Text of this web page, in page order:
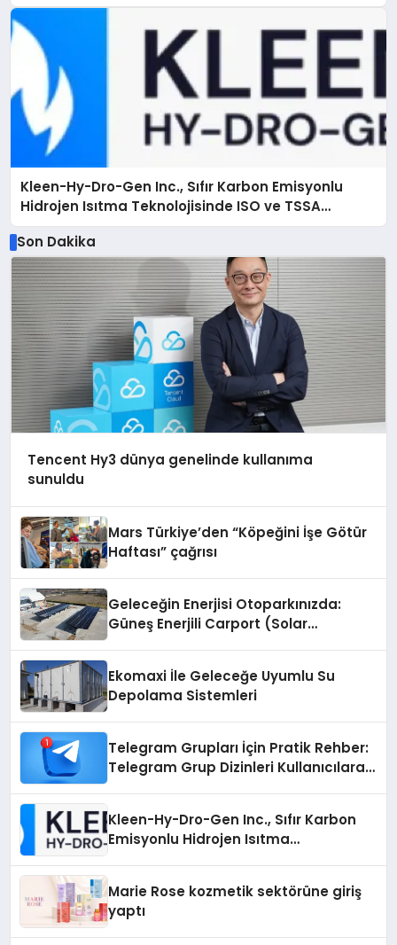
Kleen-Hy-Dro-Gen Inc., Sıfır Karbon Emisyonlu
Hidrojen Isıtma Teknolojisinde ISO ve TSSA
Düzenleyici Onaylarını Aldı
Son Dakika
Tencent Hy3 dünya genelinde kullanıma
sunuldu
Mars Türkiye’den “Köpeğini İşe Götür
Haftası” çağrısı
Geleceğin Enerjisi Otoparkınızda:
Güneş Enerjili Carport (Solar
Ekomaxi İle Geleceğe Uyumlu Su
Depolama Sistemleri
Telegram Grupları İçin Pratik Rehber:
Telegram Grup Dizinleri Kullanıcılara
Kleen-Hy-Dro-Gen Inc., Sıfır Karbon
Emisyonlu Hidrojen Isıtma
Marie Rose kozmetik sektörüne giriş
yaptı